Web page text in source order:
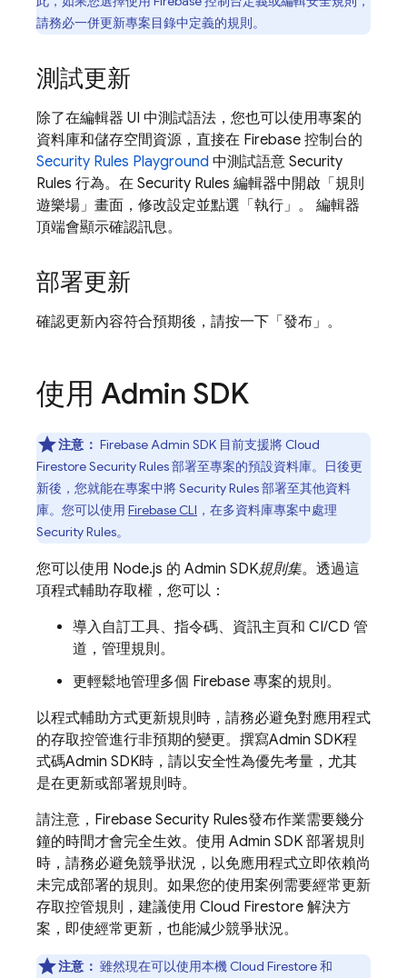
請務必一併更新專案目錄中定義的規則。
測試更新
除了在編輯器 UI 中測試語法，您也可以使用專案的
資料庫和儲存空間資源，直接在 Firebase 控制台的
Security Rules Playground 中測試語意 Security
Rules 行為。在 Security Rules 編輯器中開啟「規則
遊樂場」 畫面，修改設定並點選「執行」 。 編輯器
頂端會顯示確認訊息。
部署更新
確認更新內容符合預期後，請按一下「發布」 。
使用 Admin SDK
注意： FirebaseAdmin SDK目前支援將 Cloud
FirestoreSecurity Rules部署至專案的預設資料庫。日後更
新後，您就能在專案中將Security Rules部署至其他資料
庫。您可以使用 Firebase CLI ，在多資料庫專案中處理
Security Rules。
您可以使用 Node.js 的 Admin SDK規則集。透過這
項程式輔助存取權，您可以：
導入自訂工具、指令碼、資訊主頁和 CI/CD 管
道，管理規則。
更輕鬆地管理多個 Firebase 專案的規則。
以程式輔助方式更新規則時，請務必避免對應用程式
的存取控管進行非預期的變更。撰寫Admin SDK程
式碼Admin SDK時，請以安全性為優先考量，尤其
是在更新或部署規則時。
請注意， Firebase Security Rules發布作業需要幾分
鐘的時間才會完全生效。使用 Admin SDK 部署規則
時，請務必避免競爭狀況，以免應用程式立即依賴尚
未完成部署的規則。如果您的使用案例需要經常更新
存取控管規則，建議使用 Cloud Firestore 解決方
案，即使經常更新，也能減少競爭狀況。
注意： 雖然現在可以使用本機 Cloud Firestore和